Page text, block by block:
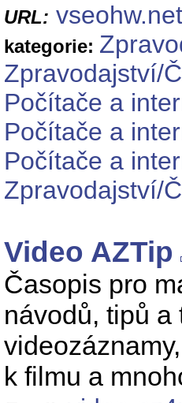
URL: vseohw.net
kategorie:
Zpravodajství/
Počítače a
Počítače a
Počítače a
Zpravodajství/
Video AZTip
Časopis pro
návodů, tipů a
k filmu a